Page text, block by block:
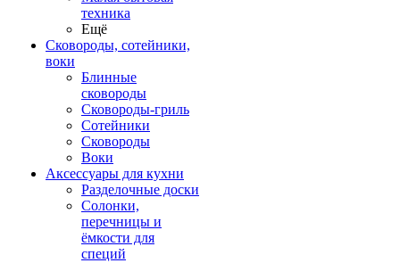
техника
Ещё
Сковороды, сотейники,
воки
Блинные
сковороды
Сковороды-гриль
Сотейники
Сковороды
Воки
Аксессуары для кухни
Разделочные доски
Солонки,
перечницы и
ёмкости для
специй